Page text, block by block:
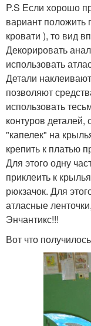
P.S Если хорошо
вариант положить
кровати ), то вид
Декорировать
использовать
Детали
позволяют
использовать
контуров
"капелек" на
крепить к платью
Для этого одну
приклеить к
рюкзачок. Для
атласные
Энчантикс!!!
Вот что